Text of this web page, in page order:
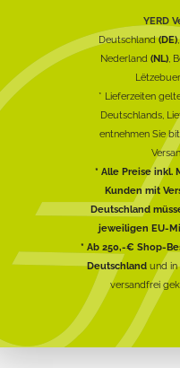
YERD
Deutschland(DE)
Nederland (NL),
* Lieferzeiten
Deutschlands,
entnehmen Sie
* Alle Preise inkl.
Kunden mit
Deutschland
jeweiligen EU-
* Ab 250,-€ Shop-
Deutschlandund in
versandfrei